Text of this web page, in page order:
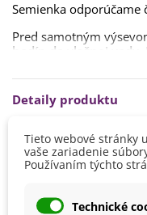
Semienka odporúčame
Pred samotným
hodín do vlažnej vody
V druhej polovici mája
stanovisko,chránené
Vyhovuje imkvalitná
dostatočne výživná.
Detaily produktu
Výška
Tieto webové stránky
vaše zariadenie
Používaním týchto
Technické